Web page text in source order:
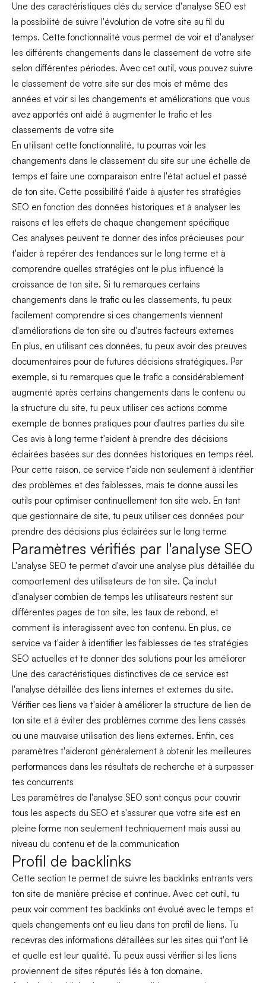
Une des caractéristiques clés du service d'analyse SEO est
la possibilité de suivre l'évolution de votre site au fil du
temps. Cette fonctionnalité vous permet de voir et d'analyser
les différents changements dans le classement de votre site
selon différentes périodes. Avec cet outil, vous pouvez suivre
le classement de votre site sur des mois et même des
années et voir si les changements et améliorations que vous
avez apportés ont aidé à augmenter le trafic et les
classements de votre site
En utilisant cette fonctionnalité, tu pourras voir les
changements dans le classement du site sur une échelle de
temps et faire une comparaison entre l'état actuel et passé
de ton site. Cette possibilité t'aide à ajuster tes stratégies
SEO en fonction des données historiques et à analyser les
raisons et les effets de chaque changement spécifique
Ces analyses peuvent te donner des infos précieuses pour
t'aider à repérer des tendances sur le long terme et à
comprendre quelles stratégies ont le plus influencé la
croissance de ton site. Si tu remarques certains
changements dans le trafic ou les classements, tu peux
facilement comprendre si ces changements viennent
d'améliorations de ton site ou d'autres facteurs externes
En plus, en utilisant ces données, tu peux avoir des preuves
documentaires pour de futures décisions stratégiques. Par
exemple, si tu remarques que le trafic a considérablement
augmenté après certains changements dans le contenu ou
la structure du site, tu peux utiliser ces actions comme
exemple de bonnes pratiques pour d'autres parties du site
Ces avis à long terme t'aident à prendre des décisions
éclairées basées sur des données historiques en temps réel.
Pour cette raison, ce service t'aide non seulement à identifier
des problèmes et des faiblesses, mais te donne aussi les
outils pour optimiser continuellement ton site web. En tant
que gestionnaire de site, tu peux utiliser ces données pour
prendre des décisions plus éclairées sur le long terme
Paramètres vérifiés par l'analyse SEO
L'analyse SEO te permet d'avoir une analyse plus détaillée du
comportement des utilisateurs de ton site. Ça inclut
d'analyser combien de temps les utilisateurs restent sur
différentes pages de ton site, les taux de rebond, et
comment ils interagissent avec ton contenu. En plus, ce
service va t'aider à identifier les faiblesses de tes stratégies
SEO actuelles et te donner des solutions pour les améliorer
Une des caractéristiques distinctives de ce service est
l'analyse détaillée des liens internes et externes du site.
Vérifier ces liens va t'aider à améliorer la structure de lien de
ton site et à éviter des problèmes comme des liens cassés
ou une mauvaise utilisation des liens externes. Enfin, ces
paramètres t'aideront généralement à obtenir les meilleures
performances dans les résultats de recherche et à surpasser
tes concurrents
Les paramètres de l'analyse SEO sont conçus pour couvrir
tous les aspects du SEO et s'assurer que votre site est en
pleine forme non seulement techniquement mais aussi au
niveau du contenu et de la communication
Profil de backlinks
Cette section te permet de suivre les backlinks entrants vers
ton site de manière précise et continue. Avec cet outil, tu
peux voir comment tes backlinks ont évolué avec le temps et
quels changements ont eu lieu dans ton profil de liens. Tu
recevras des informations détaillées sur les sites qui t'ont lié
et quelle est leur qualité. Tu peux aussi vérifier si les liens
proviennent de sites réputés liés à ton domaine.